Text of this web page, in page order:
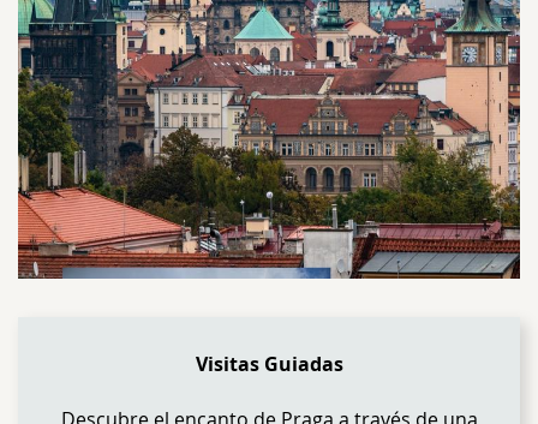
Visitas Guiadas
Descubre el encanto de Praga a través de una